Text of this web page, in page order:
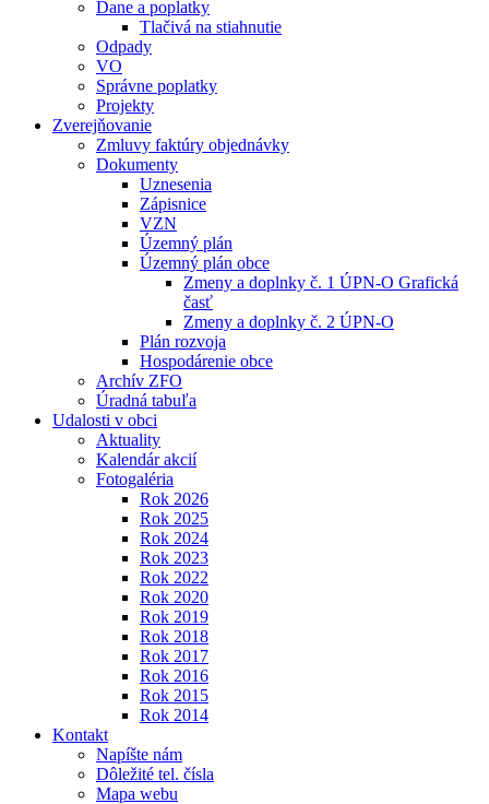
Dane a poplatky
Tlačivá na stiahnutie
Odpady
VO
Správne poplatky
Projekty
Zverejňovanie
Zmluvy faktúry objednávky
Dokumenty
Uznesenia
Zápisnice
VZN
Územný plán
Územný plán obce
Zmeny a doplnky č. 1 ÚPN-O Grafická
časť
Zmeny a doplnky č. 2 ÚPN-O
Plán rozvoja
Hospodárenie obce
Archív ZFO
Úradná tabuľa
Udalosti v obci
Aktuality
Kalendár akcií
Fotogaléria
Rok 2026
Rok 2025
Rok 2024
Rok 2023
Rok 2022
Rok 2020
Rok 2019
Rok 2018
Rok 2017
Rok 2016
Rok 2015
Rok 2014
Kontakt
Napíšte nám
Dôležité tel. čísla
Mapa webu